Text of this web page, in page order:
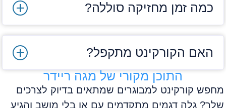
כמה זמן מחזיקה סוללה?
האם הקורקינט מתקפל?
התוכן מקורי של מגה ריידר
מחפש קורקינט למבוגרים שמתאים בדיוק לצרכים
שלך? גלה דגמים מתקדמים עם או בלי מושב והגיע